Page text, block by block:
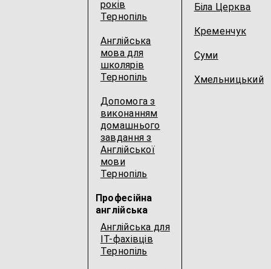
років
Тернопіль
Англійська
мова для
школярів
Тернопіль
Допомога з
виконанням
домашнього
завдання з
Англійської
мови
Тернопіль
Професійна
англійська
Англійська для
IT-фахівців
Тернопіль
Біла Церква
Кременчук
Суми
Хмельницький